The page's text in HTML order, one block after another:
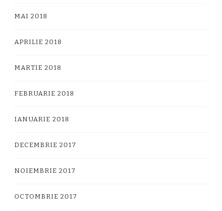
MAI 2018
APRILIE 2018
MARTIE 2018
FEBRUARIE 2018
IANUARIE 2018
DECEMBRIE 2017
NOIEMBRIE 2017
OCTOMBRIE 2017